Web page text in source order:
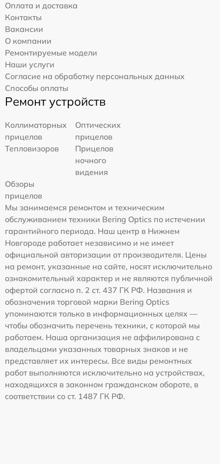
Оплата и доставка
Контакты
Вакансии
О компании
Ремонтируемые модели
Наши услуги
Согласие на обработку персональных данных
Способы оплаты
Ремонт устройств
Коллиматорных
прицелов
Оптических
прицелов
Тепловизоров
Прицелов
ночного
видения
Обзоры
прицелов
Мы занимаемся ремонтом и техническим
обслуживанием техники Bering Optics по истечении
гарантийного периода. Наш центр в Нижнем
Новгороде работает независимо и не имеет
официальной авторизации от производителя. Цены
на ремонт, указанные на сайте, носят исключительно
ознакомительный характер и не являются публичной
офертой согласно п. 2 ст. 437 ГК РФ. Названия и
обозначения торговой марки Bering Optics
упоминаются только в информационных целях —
чтобы обозначить перечень техники, с которой мы
работаем. Наша организация не аффилирована с
владельцами указанных товарных знаков и не
представляет их интересы. Все виды ремонтных
работ выполняются исключительно на устройствах,
находящихся в законном гражданском обороте, в
соответствии со ст. 1487 ГК РФ.